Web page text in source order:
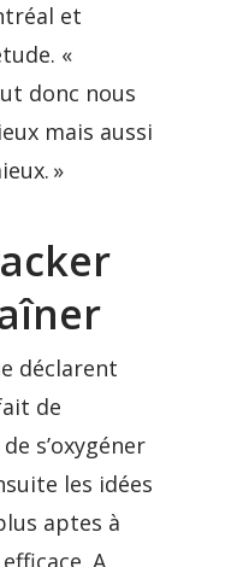
et
«
donc nous
mais aussi
»
déclarent
de
s’oxygéner
les idées
aptes à
A